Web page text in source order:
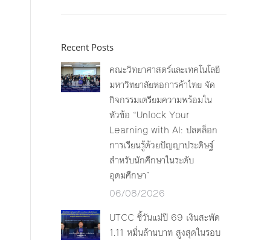
Recent Posts
คณะวิทยาศาสตร์และเทคโนโลยี
มหาวิทยาลัยหอการค้าไทย จัด
กิจกรรมเตรียมความพร้อมใน
หัวข้อ “Unlock Your
Learning with AI: ปลดล็อก
การเรียนรู้ด้วยปัญญาประดิษฐ์
สำหรับนักศึกษาในระดับ
อุดมศึกษา”
06/08/2026
UTCC ชี้วันแม่ปี 69 เงินสะพัด
1.11 หมื่นล้านบาท สูงสุดในรอบ